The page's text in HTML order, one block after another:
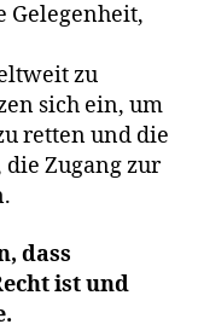
Gelegenheit,
zu
sich ein, um
retten und die
Zugang zur
dass
ist und